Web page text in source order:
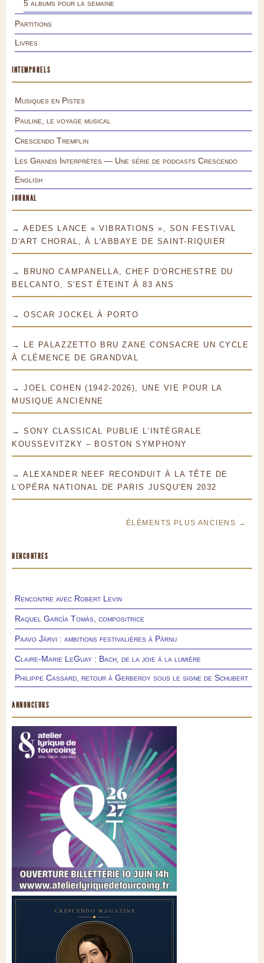
5 albums pour la semaine
Partitions
Livres
INTEMPORELS
Musiques en Pistes
Pauline, le voyage musical
Crescendo Tremplin
Les Grands Interprètes — Une série de podcasts Crescendo
English
JOURNAL
→ AEDES LANCE « VIBRATIONS », SON FESTIVAL
D'ART CHORAL, À L'ABBAYE DE SAINT-RIQUIER
→ BRUNO CAMPANELLA, CHEF D'ORCHESTRE DU
BELCANTO, S'EST ÉTEINT À 83 ANS
→ OSCAR JOCKEL À PORTO
→ LE PALAZZETTO BRU ZANE CONSACRE UN CYCLE
À CLÉMENCE DE GRANDVAL
→ JOEL COHEN (1942-2026), UNE VIE POUR LA
MUSIQUE ANCIENNE
→ SONY CLASSICAL PUBLIE L'INTÉGRALE
KOUSSEVITZKY – BOSTON SYMPHONY
→ ALEXANDER NEEF RECONDUIT À LA TÊTE DE
L'OPÉRA NATIONAL DE PARIS JUSQU'EN 2032
ÉLÉMENTS PLUS ANCIENS →
RENCONTRES
Rencontre avec Robert Levin
Raquel García Tomás, compositrice
Paavo Järvi : ambitions festivalières à Pärnu
Claire-Marie LeGuay : Bach, de la joie à la lumière
Philippe Cassard, retour à Gerberoy sous le signe de Schubert
ANNONCEURS